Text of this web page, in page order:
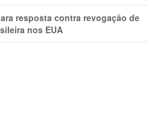
resposta contra revogação de
nos EUA